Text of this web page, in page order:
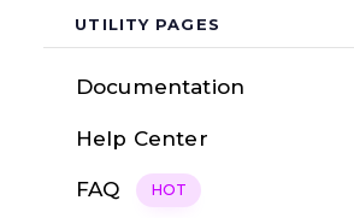
UTILITY PAGES
Documentation
Help Center
FAQ HOT